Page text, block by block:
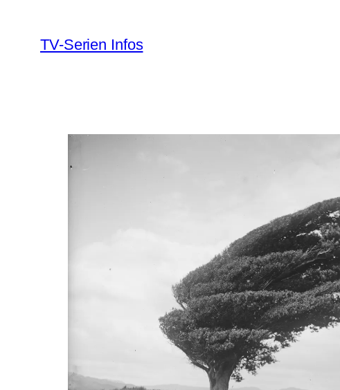
Inhalt
springen
TV-Serien Infos